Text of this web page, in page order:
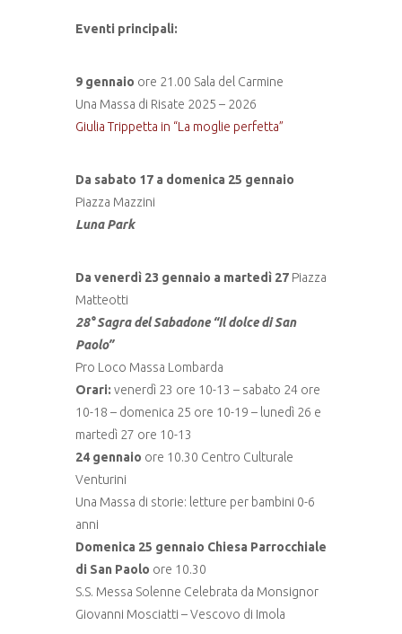
Eventi principali:
9 gennaio ore 21.00 Sala del Carmine
Una Massa di Risate 2025 – 2026
Giulia Trippetta in “La moglie perfetta”
Da sabato 17 a domenica 25 gennaio
Piazza Mazzini
Luna Park
Da venerdì 23 gennaio a martedì 27 Piazza
Matteotti
28° Sagra del Sabadone “Il dolce di San
Paolo”
Pro Loco Massa Lombarda
Orari: venerdì 23 ore 10-13 – sabato 24 ore
10-18 – domenica 25 ore 10-19 – lunedì 26 e
martedì 27 ore 10-13
24 gennaio ore 10.30 Centro Culturale
Venturini
Una Massa di storie: letture per bambini 0-6
anni
Domenica 25 gennaio Chiesa Parrocchiale
di San Paolo ore 10.30
S.S. Messa Solenne Celebrata da Monsignor
Giovanni Mosciatti – Vescovo di Imola